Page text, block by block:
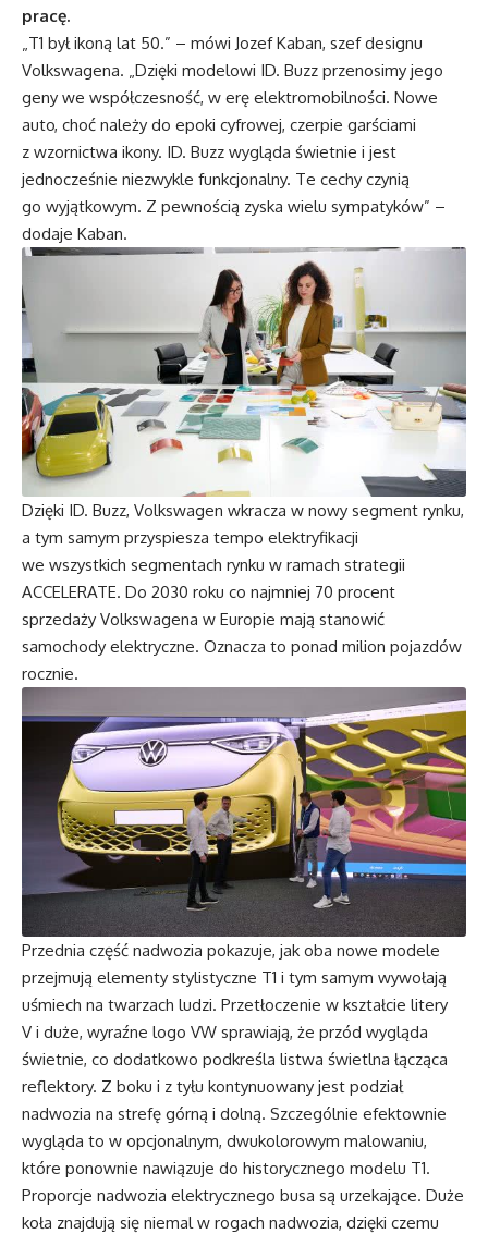
pracę.
„T1 był ikoną lat 50.” – mówi Jozef Kaban, szef designu
Volkswagena. „Dzięki modelowi ID. Buzz przenosimy jego
geny we współczesność, w erę elektromobilności. Nowe
auto, choć należy do epoki cyfrowej, czerpie garściami
z wzornictwa ikony. ID. Buzz wygląda świetnie i jest
jednocześnie niezwykle funkcjonalny. Te cechy czynią
go wyjątkowym. Z pewnością zyska wielu sympatyków” –
dodaje Kaban.
Dzięki ID. Buzz, Volkswagen wkracza w nowy segment rynku,
a tym samym przyspiesza tempo elektryfikacji
we wszystkich segmentach rynku w ramach strategii
ACCELERATE. Do 2030 roku co najmniej 70 procent
sprzedaży Volkswagena w Europie mają stanowić
samochody elektryczne. Oznacza to ponad milion pojazdów
rocznie.
Przednia część nadwozia pokazuje, jak oba nowe modele
przejmują elementy stylistyczne T1 i tym samym wywołają
uśmiech na twarzach ludzi. Przetłoczenie w kształcie litery
V i duże, wyraźne logo VW sprawiają, że przód wygląda
świetnie, co dodatkowo podkreśla listwa świetlna łącząca
reflektory. Z boku i z tyłu kontynuowany jest podział
nadwozia na strefę górną i dolną. Szczególnie efektownie
wygląda to w opcjonalnym, dwukolorowym malowaniu,
które ponownie nawiązuje do historycznego modelu T1.
Proporcje nadwozia elektrycznego busa są urzekające. Duże
koła znajdują się niemal w rogach nadwozia, dzięki czemu